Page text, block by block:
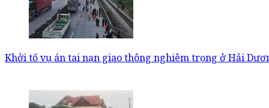
Khởi tố vụ án tai nạn giao thông nghiêm trọng ở Hải